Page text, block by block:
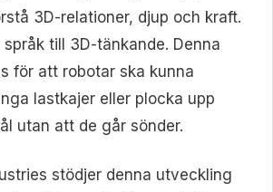
3D-relationer, djup och kraft.
till 3D-tänkande. Denna
för att robotar ska kunna
lastkajer eller plocka upp
utan att de går sönder.
stödjer denna utveckling